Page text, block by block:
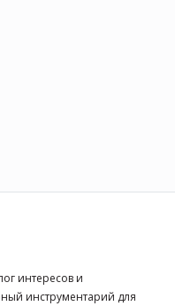
интересов и
инструментарий для